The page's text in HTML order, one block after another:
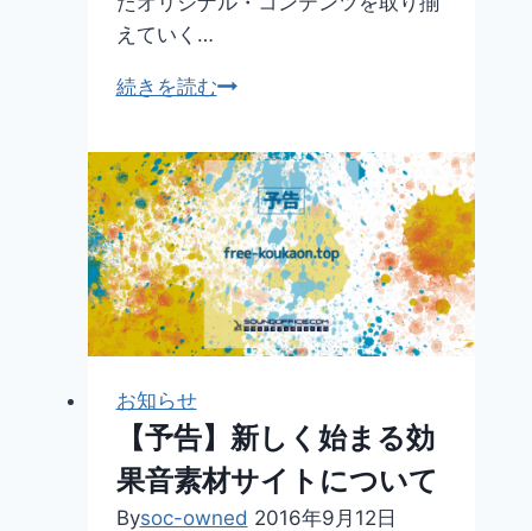
えていく…
続きを読むMUSIC
–
Sail
On
Now
–
Open!
お知らせ
【予告】新しく始まる効
果音素材サイトについて
Bysoc-owned 2016年9月12日